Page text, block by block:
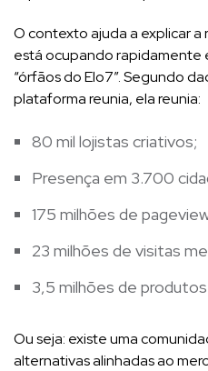
O contexto ajuda a explicar
está ocupando rapidamente
“órfãos do Elo7”. Segundo
plataforma reunia, ela reunia:
80 mil lojistas criativos;
Presença em 3.700
175 milhões de
23 milhões de visitas
3,5 milhões de
Ou seja: existe uma
alternativas alinhadas ao